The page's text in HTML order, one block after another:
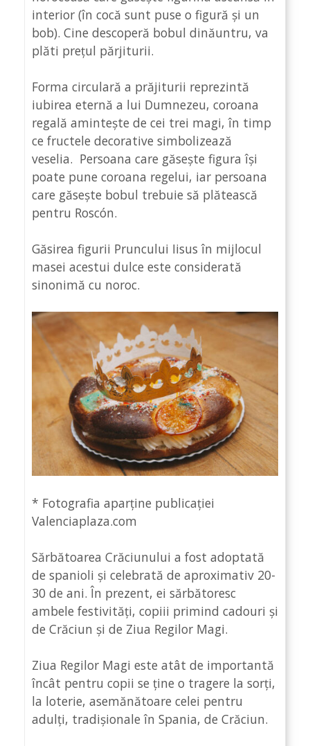
interior (în cocă sunt puse o figură și un
bob). Cine descoperă bobul dinăuntru, va
plăti prețul părjiturii.
Forma circulară a prăjiturii reprezintă
iubirea eternă a lui Dumnezeu, coroana
regală amintește de cei trei magi, în timp
ce fructele decorative simbolizează
veselia. Persoana care găsește figura își
poate pune coroana regelui, iar persoana
care găsește bobul trebuie să plătească
pentru Roscón.
Găsirea figurii Pruncului Iisus în mijlocul
masei acestui dulce este considerată
sinonimă cu noroc.
* Fotografia aparține publicației
Valenciaplaza.com
Sărbătoarea Crăciunului a fost adoptată
de spanioli și celebrată de aproximativ 20-
30 de ani. În prezent, ei sărbătoresc
ambele festivități, copiii primind cadouri și
de Crăciun și de Ziua Regilor Magi.
Ziua Regilor Magi este atât de importantă
încât pentru copii se ține o tragere la sorți,
la loterie, asemănătoare celei pentru
adulți, tradișionale în Spania, de Crăciun.